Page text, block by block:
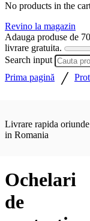
No products in the
Revino la magazin
Adauga produse de
livrare gratuita.
Search input
Prima pagină /
Livrare rapida oriunde
in Romania
Ochelari
de